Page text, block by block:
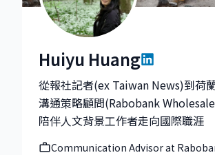
Huiyu Huang|Communication
Huiyu Huang
從報社記者(ex Taiwan News)到荷
溝通策略顧問(Rabobank
陪伴人文背景工作者走向國際職涯
Communication Advisor at